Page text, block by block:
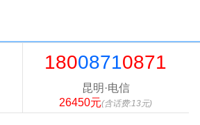
18008710871
昆明·电信
26450元(含话费:13元)